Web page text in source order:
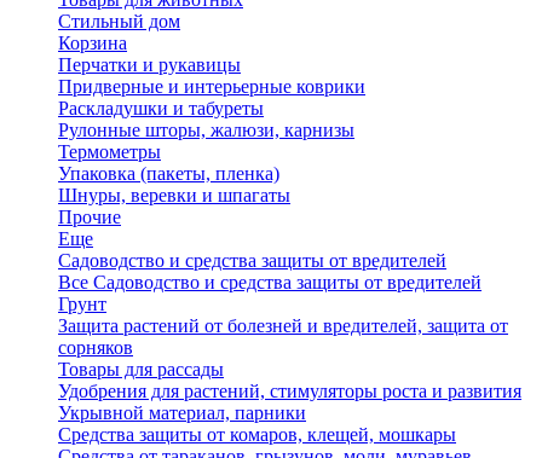
Стильный дом
Корзина
Перчатки и рукавицы
Придверные и интерьерные коврики
Раскладушки и табуреты
Рулонные шторы, жалюзи, карнизы
Термометры
Упаковка (пакеты, пленка)
Шнуры, веревки и шпагаты
Прочие
Еще
Садоводство и средства защиты от вредителей
Все Садоводство и средства защиты от вредителей
Грунт
Защита растений от болезней и вредителей, защита от
сорняков
Товары для рассады
Удобрения для растений, стимуляторы роста и развития
Укрывной материал, парники
Средства защиты от комаров, клещей, мошкары